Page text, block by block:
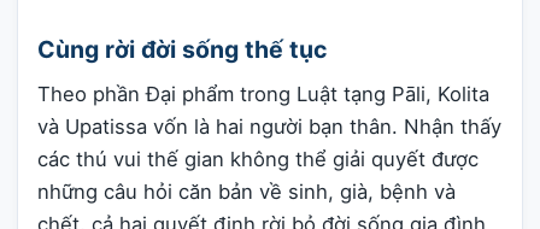
Cùng rời đời sống thế tục
Theo phần Đại phẩm trong Luật tạng Pāli, Kolita
và Upatissa vốn là hai người bạn thân. Nhận thấy
các thú vui thế gian không thể giải quyết được
những câu hỏi căn bản về sinh, già, bệnh và
chết, cả hai quyết định rời bỏ đời sống gia đình